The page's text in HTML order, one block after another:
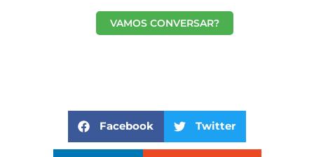
VAMOS CONVERSAR?
Facebook Twitter